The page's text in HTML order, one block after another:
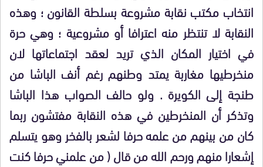
انتخاب مكتب نقابة مشروعة بسلطة القانون ؛ وهذه
النقابة لا تنتظر منه اعترافا أو مشروعية ؛ وهي حرة
في اختيار المكان الذي تريد لعقد اجتماعاتها لان
منخرطيها مغاربة يمتد وطنهم رغم أنف الباشا من
طنجة إلى الكويرة . ولو حالف الصواب هذا الباشا
وتذكر أن المنخرطين في هذه النقابة مفتشون ربما
كان من بينهم من علمه حرفا لشعر بالفخر وهو يتسلم
إشعارا منهم ورحم الله من قال ( من علمني حرفا كنت